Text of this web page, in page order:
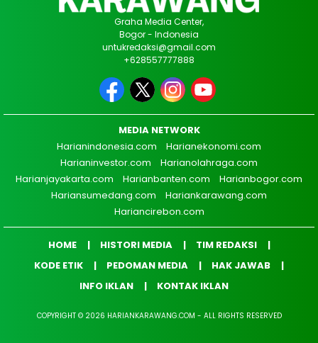
Graha Media Center,
Bogor - Indonesia
untukredaksi@gmail.com
+628557777888
MEDIA NETWORK
Harianindonesia.com
Harianekonomi.com
Harianinvestor.com
Harianolahraga.com
Harianjayakarta.com
Harianbanten.com
Harianbogor.com
Hariansumedang.com
Hariankarawang.com
Hariancirebon.com
HOME HISTORI MEDIA
TIM REDAKSI
KODE ETIK
PEDOMAN MEDIA
HAK JAWAB
INFO IKLAN
KONTAK IKLAN
COPYRIGHT © 2026 HARIANKARAWANG.COM - ALL RIGHTS RESERVED